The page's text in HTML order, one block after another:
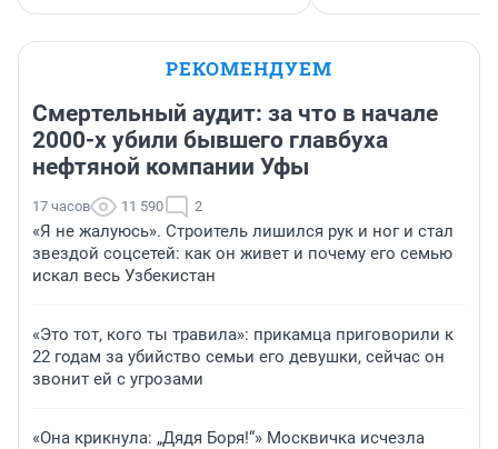
РЕКОМЕНДУЕМ
Смертельный аудит: за что в начале
2000-х убили бывшего главбуха
нефтяной компании Уфы
17 часов 11 590 2
«Я не жалуюсь». Строитель лишился рук и ног и стал
звездой соцсетей: как он живет и почему его семью
искал весь Узбекистан
«Это тот, кого ты травила»: прикамца приговорили к
22 годам за убийство семьи его девушки, сейчас он
звонит ей с угрозами
«Она крикнула: „Дядя Боря!“» Москвичка исчезла